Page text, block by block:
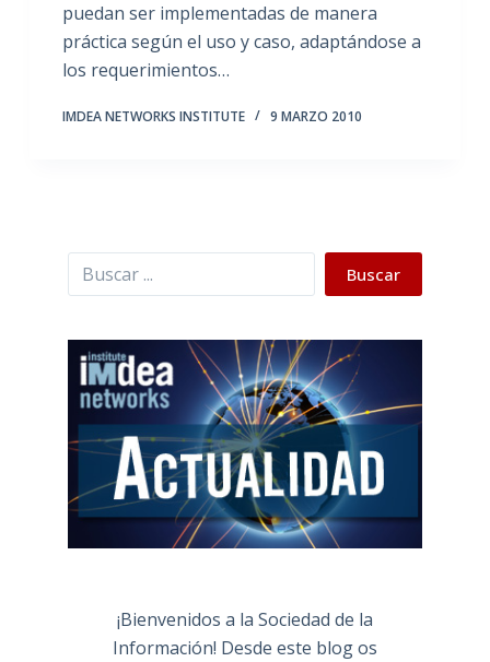
puedan ser implementadas de manera
práctica según el uso y caso, adaptándose a
los requerimientos…
IMDEA NETWORKS INSTITUTE 9 MARZO 2010
Buscar Buscar
¡Bienvenidos a la Sociedad de la
Información! Desde este blog os